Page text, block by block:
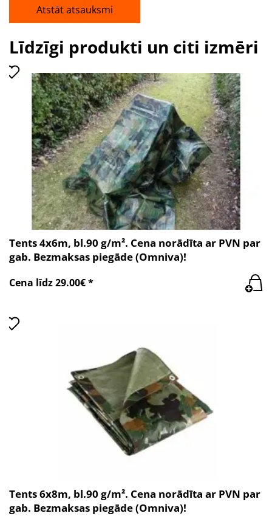
Atstāt atsauksmi
Līdzīgi produkti un citi izmēri
Tents 4x6m, bl.90 g/m². Cena norādīta ar PVN par
gab. Bezmaksas piegāde (Omniva)!
Cena līdz 29.00€ *
Tents 6x8m, bl.90 g/m². Cena norādīta ar PVN par
gab. Bezmaksas piegāde (Omniva)!